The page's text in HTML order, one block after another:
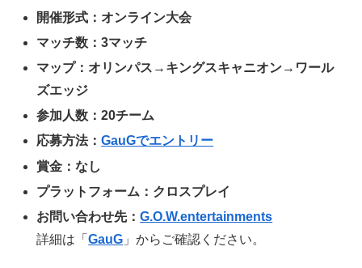
開催形式：オンライン大会
マッチ数：3マッチ
マップ：オリンパス→キングスキャニオン→ワール
ズエッジ
参加人数：20チーム
応募方法：GauGでエントリー
賞金：なし
プラットフォーム：クロスプレイ
お問い合わせ先：G.O.W.entertainments
詳細は「GauG 」からご確認ください。